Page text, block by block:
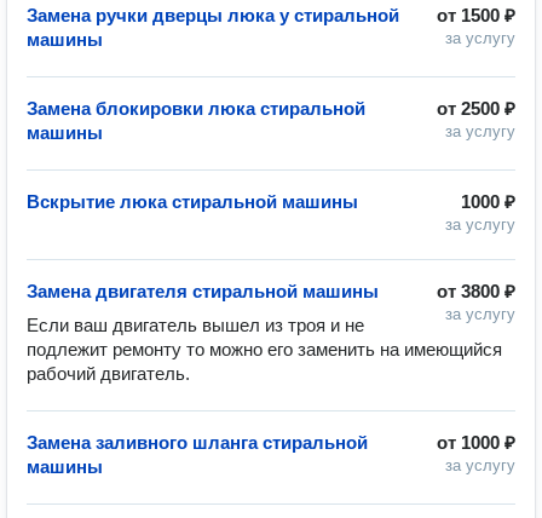
от 1500 ₽
за услугу
Замена ручки дверцы люка у стиральной
машины
от 2500 ₽
за услугу
Замена блокировки люка стиральной
машины
1000 ₽
за услугу
Вскрытие люка стиральной машины
от 3800 ₽
за услугу
Замена двигателя стиральной машины
Если ваш двигатель вышел из троя и не
подлежит ремонту то можно его заменить на имеющийся
рабочий двигатель.
от 1000 ₽
за услугу
Замена заливного шланга стиральной
машины